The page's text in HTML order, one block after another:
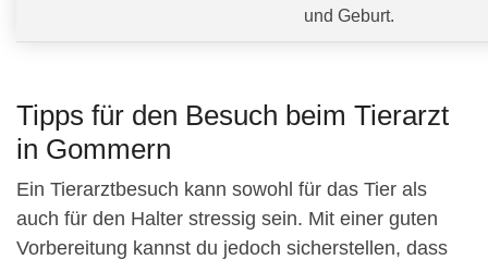
und Geburt.
Tipps für den Besuch beim Tierarzt
in Gommern
Ein Tierarztbesuch kann sowohl für das Tier als
auch für den Halter stressig sein. Mit einer guten
Vorbereitung kannst du jedoch sicherstellen, dass